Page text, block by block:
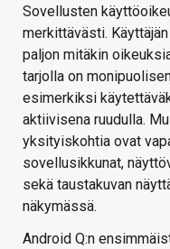
Sovellusten
merkittävästi.
paljon mitäkin
tarjolla on
esimerkiksi
aktiivisena ruudulla.
yksityiskohtia ovat
sovellusikkunat,
sekä taustakuvan
näkymässä.
Android Q:n